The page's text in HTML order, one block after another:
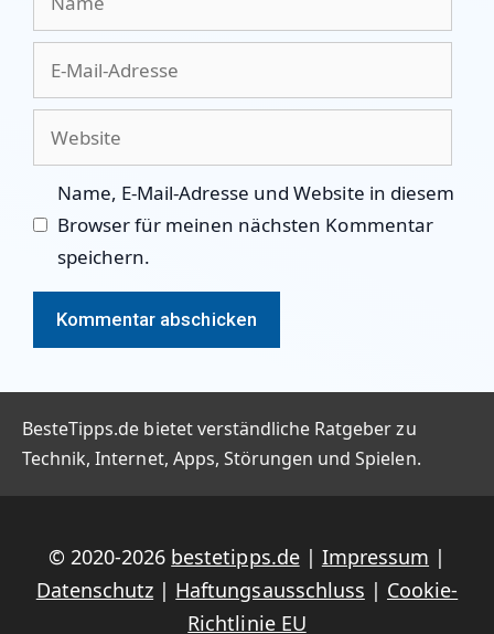
Name, E-Mail-Adresse und Website in diesem
Browser für meinen nächsten Kommentar
speichern.
BesteTipps.de bietet verständliche Ratgeber zu
Technik, Internet, Apps, Störungen und Spielen.
© 2020-2026 bestetipps.de| Impressum |
Datenschutz | Haftungsausschluss | Cookie-
Richtlinie EU